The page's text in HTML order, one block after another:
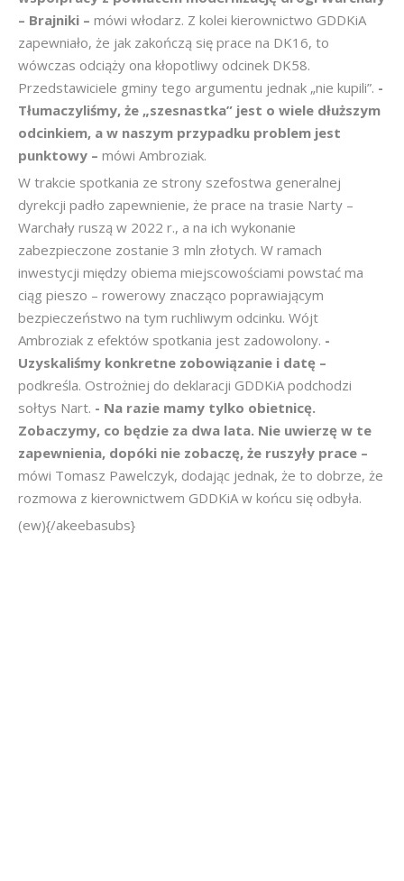
– Brajniki – mówi włodarz. Z kolei kierownictwo GDDKiA
zapewniało, że jak zakończą się prace na DK16, to
wówczas odciąży ona kłopotliwy odcinek DK58.
Przedstawiciele gminy tego argumentu jednak „nie kupili”. -
Tłumaczyliśmy, że „szesnastka” jest o wiele dłuższym
odcinkiem, a w naszym przypadku problem jest
punktowy – mówi Ambroziak.
W trakcie spotkania ze strony szefostwa generalnej
dyrekcji padło zapewnienie, że prace na trasie Narty –
Warchały ruszą w 2022 r., a na ich wykonanie
zabezpieczone zostanie 3 mln złotych. W ramach
inwestycji między obiema miejscowościami powstać ma
ciąg pieszo – rowerowy znacząco poprawiającym
bezpieczeństwo na tym ruchliwym odcinku. Wójt
Ambroziak z efektów spotkania jest zadowolony. -
Uzyskaliśmy konkretne zobowiązanie i datę –
podkreśla. Ostrożniej do deklaracji GDDKiA podchodzi
sołtys Nart. - Na razie mamy tylko obietnicę.
Zobaczymy, co będzie za dwa lata. Nie uwierzę w te
zapewnienia, dopóki nie zobaczę, że ruszyły prace –
mówi Tomasz Pawelczyk, dodając jednak, że to dobrze, że
rozmowa z kierownictwem GDDKiA w końcu się odbyła.
(ew){/akeebasubs}